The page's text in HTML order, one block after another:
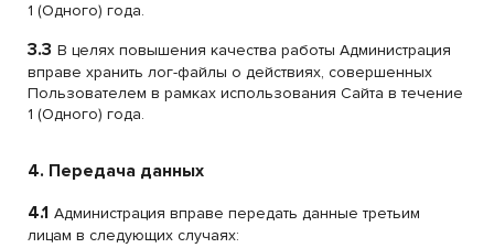
1 (Одного) года.
3.3 В целях повышения качества работы Администрация
вправе хранить лог-файлы о действиях, совершенных
Пользователем в рамках использования Сайта в течение
1 (Одного) года.
4. Передача данных
4.1 Администрация вправе передать данные третьим
лицам в следующих случаях: